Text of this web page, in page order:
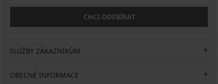
CHCI ODEBÍRAT
SLUŽBY ZÁKAZNÍKŮM
OBECNÉ INFORMACE